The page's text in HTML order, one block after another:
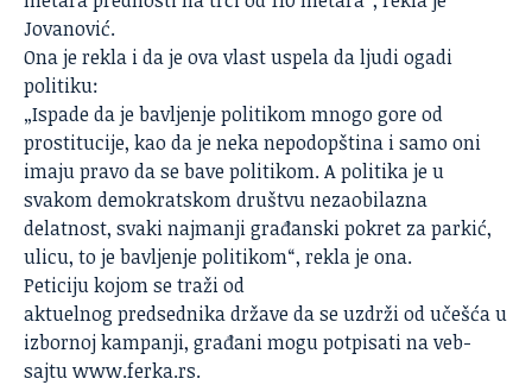
Jovanović.
Ona je rekla i da je ova vlast uspela da ljudi ogadi
politiku:
„Ispade da je bavljenje politikom mnogo gore od
prostitucije, kao da je neka nepodopština i samo oni
imaju pravo da se bave politikom. A politika je u
svakom demokratskom društvu nezaobilazna
delatnost, svaki najmanji građanski pokret za parkić,
ulicu, to je bavljenje politikom“, rekla je ona.
Peticiju kojom se traži od
aktuelnog predsednika države da se uzdrži od učešća u
izbornoj kampanji, građani mogu potpisati na veb-
sajtuwww.ferka.rs.